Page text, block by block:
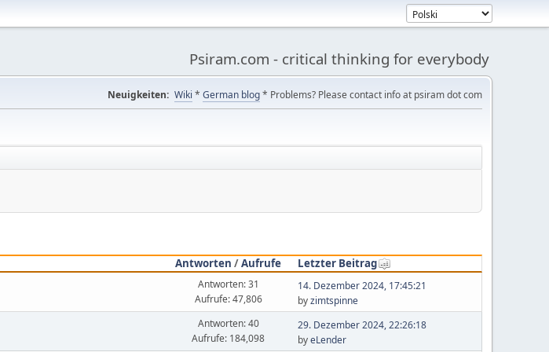
Psiram.com - critical thinking for everybody
Neuigkeiten: Wiki * German blog* Problems? Please contact info at psiram dot com
Antworten /Aufrufe
Letzter Beitrag
Antworten: 31
Aufrufe: 47,806
14. Dezember 2024, 17:45:21
byzimtspinne
Antworten: 40
Aufrufe: 184,098
29. Dezember 2024, 22:26:18
byeLender